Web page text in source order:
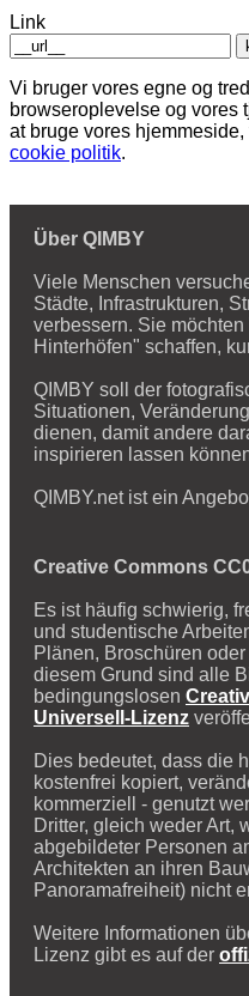
Link
Vi bruger vores egne og
browseroplevelse og vores
at bruge vores
cookie politik.
Über QIMBY
Viele Menschen
Städte, Infrastrukturen,
verbessern. Sie
Hinterhöfen" schaffen,
QIMBY soll der
Situationen,
dienen, damit andere
inspirieren lassen
QIMBY.net ist ein
Creative Commons
Es ist häufig schwierig,
und studentische
Plänen, Broschüren
diesem Grund sind alle
bedingungslosen
Universell-Lizenz
Dies bedeutet, dass die
kostenfrei kopiert,
kommerziell - genutzt
Dritter, gleich weder Art,
abgebildeter Personen
Architekten an ihren
Panoramafreiheit) nicht
Weitere Informationen
Lizenz gibt es auf der